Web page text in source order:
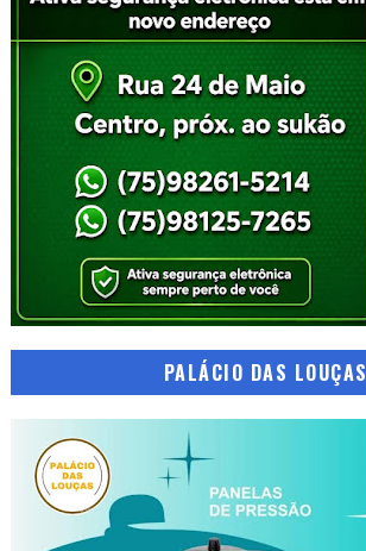
PALÁCIO DAS LOUÇAS